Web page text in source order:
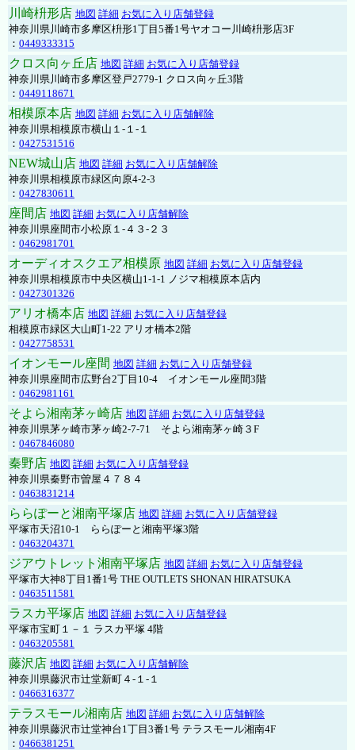
川崎枡形店 地図 詳細 お気に入り店舗登録
神奈川県川崎市多摩区枡形1丁目5番1号ヤオコー川崎枡形店3F
： 0449333315
クロス向ヶ丘店 地図 詳細 お気に入り店舗登録
神奈川県川崎市多摩区登戸2779-1 クロス向ヶ丘3階
： 0449118671
相模原本店 地図 詳細 お気に入り店舗解除
神奈川県相模原市横山１-１-１
： 0427531516
NEW城山店 地図 詳細 お気に入り店舗解除
神奈川県相模原市緑区向原4-2-3
： 0427830611
座間店 地図 詳細 お気に入り店舗解除
神奈川県座間市小松原１-４３-２３
： 0462981701
オーディオスクエア相模原 地図 詳細 お気に入り店舗登録
神奈川県相模原市中央区横山1-1-1 ノジマ相模原本店内
： 0427301326
アリオ橋本店 地図 詳細 お気に入り店舗登録
相模原市緑区大山町1-22 アリオ橋本2階
： 0427758531
イオンモール座間 地図 詳細 お気に入り店舗登録
神奈川県座間市広野台2丁目10-4 イオンモール座間3階
： 0462981161
そよら湘南茅ヶ崎店 地図 詳細 お気に入り店舗登録
神奈川県茅ヶ崎市茅ヶ崎2‐7‐71 そよら湘南茅ヶ崎３F
： 0467846080
秦野店 地図 詳細 お気に入り店舗登録
神奈川県秦野市曽屋４７８４
： 0463831214
ららぽーと湘南平塚店 地図 詳細 お気に入り店舗登録
平塚市天沼10-1 ららぽーと湘南平塚3階
： 0463204371
ジアウトレット湘南平塚店 地図 詳細 お気に入り店舗登録
平塚市大神8丁目1番1号 THE OUTLETS SHONAN HIRATSUKA
： 0463511581
ラスカ平塚店 地図 詳細 お気に入り店舗登録
平塚市宝町１－１ ラスカ平塚 4階
： 0463205581
藤沢店 地図 詳細 お気に入り店舗解除
神奈川県藤沢市辻堂新町４-１-１
： 0466316377
テラスモール湘南店 地図 詳細 お気に入り店舗解除
神奈川県藤沢市辻堂神台1丁目3番1号 テラスモール湘南4F
： 0466381251